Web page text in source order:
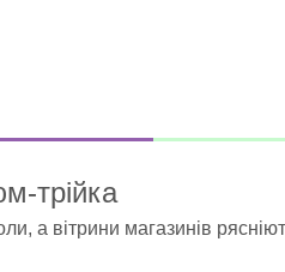
трійка
а вітрини магазинів